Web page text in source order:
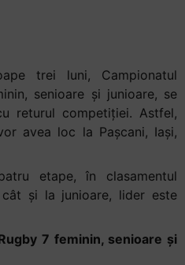
trei luni, Campionatul
senioare și junioare, se
returul competiției. Astfel,
avea loc la Pașcani, Iași,
etape, în clasamentul
și la junioare, lider este
7 feminin, senioare și